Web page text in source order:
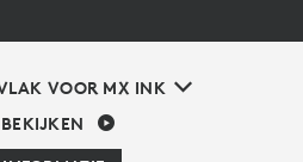
VOOR MX INK